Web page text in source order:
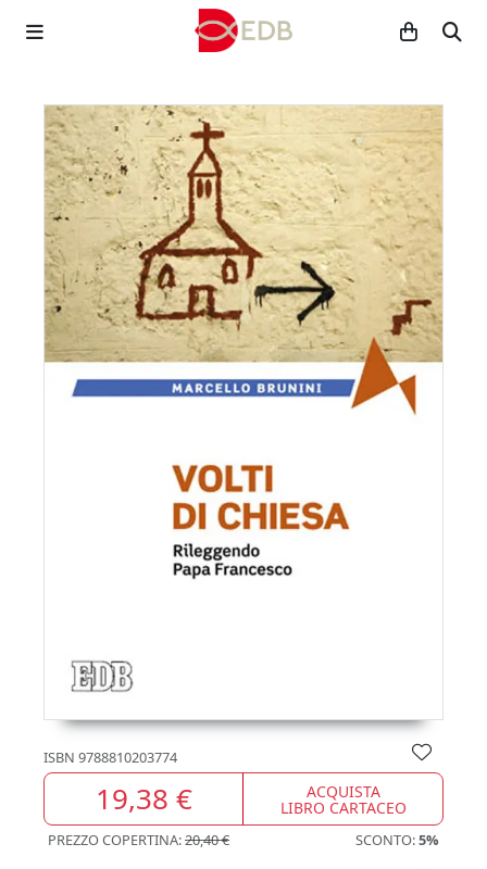
ISBN 9788810203774
19,38 € ACQUISTA
LIBRO CARTACEO
PREZZO COPERTINA:20,40 € SCONTO:5%